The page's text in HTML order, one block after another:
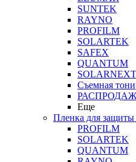
SUNTEK
RAYNO
PROFILM
SOLARTEK
SAFEX
QUANTUM
SOLARNEXT
Съемная
Еще
Пленка для защиты
PROFILM
SOLARTEK
QUANTUM